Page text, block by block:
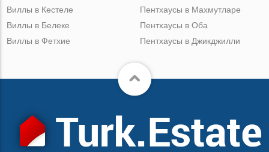
Виллы в Кестеле
Виллы в Белеке
Виллы в Фетхие
Пентхаусы в Махмутларе
Пентхаусы в Оба
Пентхаусы в Джикджилли